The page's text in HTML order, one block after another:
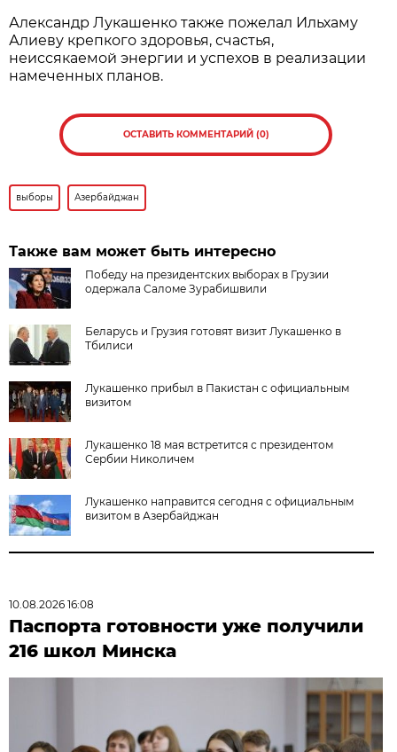
Александр Лукашенко также пожелал Ильхаму
Алиеву крепкого здоровья, счастья,
неиссякаемой энергии и успехов в реализации
намеченных планов.
ОСТАВИТЬ КОММЕНТАРИЙ (0)
выборы Азербайджан
Также вам может быть интересно
Победу на президентских выборах в Грузии
одержала Саломе Зурабишвили
Беларусь и Грузия готовят визит Лукашенко в
Тбилиси
Лукашенко прибыл в Пакистан с официальным
визитом
Лукашенко 18 мая встретится с президентом
Сербии Николичем
Лукашенко направится сегодня с официальным
визитом в Азербайджан
10.08.2026 16:08
Паспорта готовности уже получили
216 школ Минска